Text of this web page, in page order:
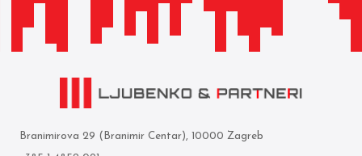
Branimirova 29 (Branimir Centar), 10000 Zagreb